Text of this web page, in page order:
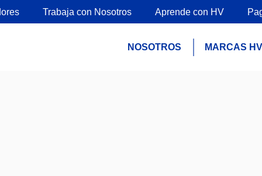
Trabaja con Nosotros Aprende con HV
NOSOTROS MARCAS HV